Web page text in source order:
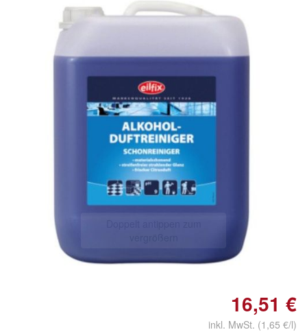
16,51 €
inkl. MwSt. (1,65 €/l)